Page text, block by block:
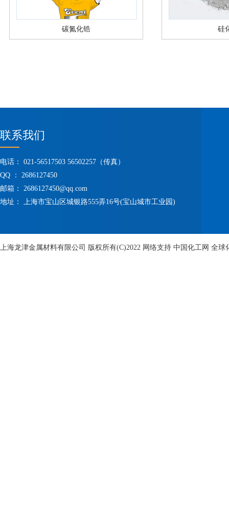
碳氮化锆 硅
联系我们
电话： 021-56517503 56502257（传真）
QQ ： 2686127450
邮箱： 2686127450@qq.com
地址： 上海市宝山区城银路555弄16号(宝山城市工业园)
上海龙津金属材料有限公司 版权所有(C)2022 网络支持 中国化工网 全球